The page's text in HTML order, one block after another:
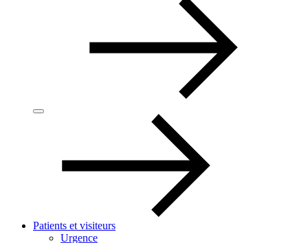
Patients et visiteurs
Urgence